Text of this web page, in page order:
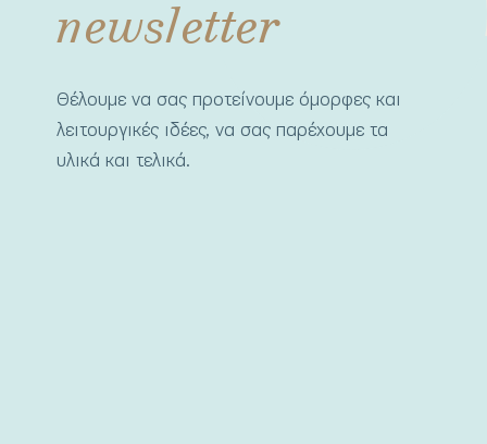
newsletter
Θέλουμε να σας προτείνουμε όμορφες και
λειτουργικές ιδέες, να σας παρέχουμε τα
υλικά και τελικά.